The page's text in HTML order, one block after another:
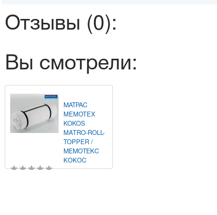
Отзывы (0):
Вы смотрели:
МАТРАС
MEMOTEX
KOKOS
MATRO-ROLL-
TOPPER /
МЕМОТЕКС
КОКОС